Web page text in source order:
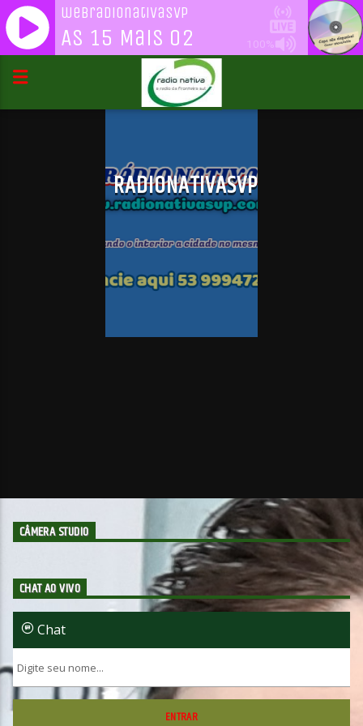
100%
webradionativasvp
As 15 Mais 02